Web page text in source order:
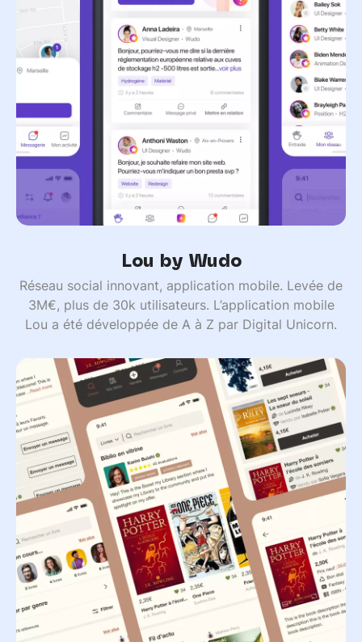
Lou by Wudo
Réseau social innovant, application mobile. Levée de
3M€, plus de 30k utilisateurs. L’application mobile
Lou a été développée de A à Z par Digital Unicorn.